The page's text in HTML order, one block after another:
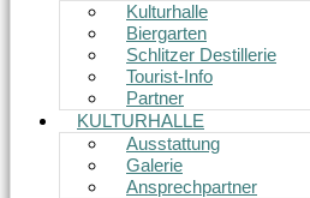
Kulturhalle
Biergarten
Schlitzer Destillerie
Tourist-Info
Partner
KULTURHALLE
Ausstattung
Galerie
Ansprechpartner